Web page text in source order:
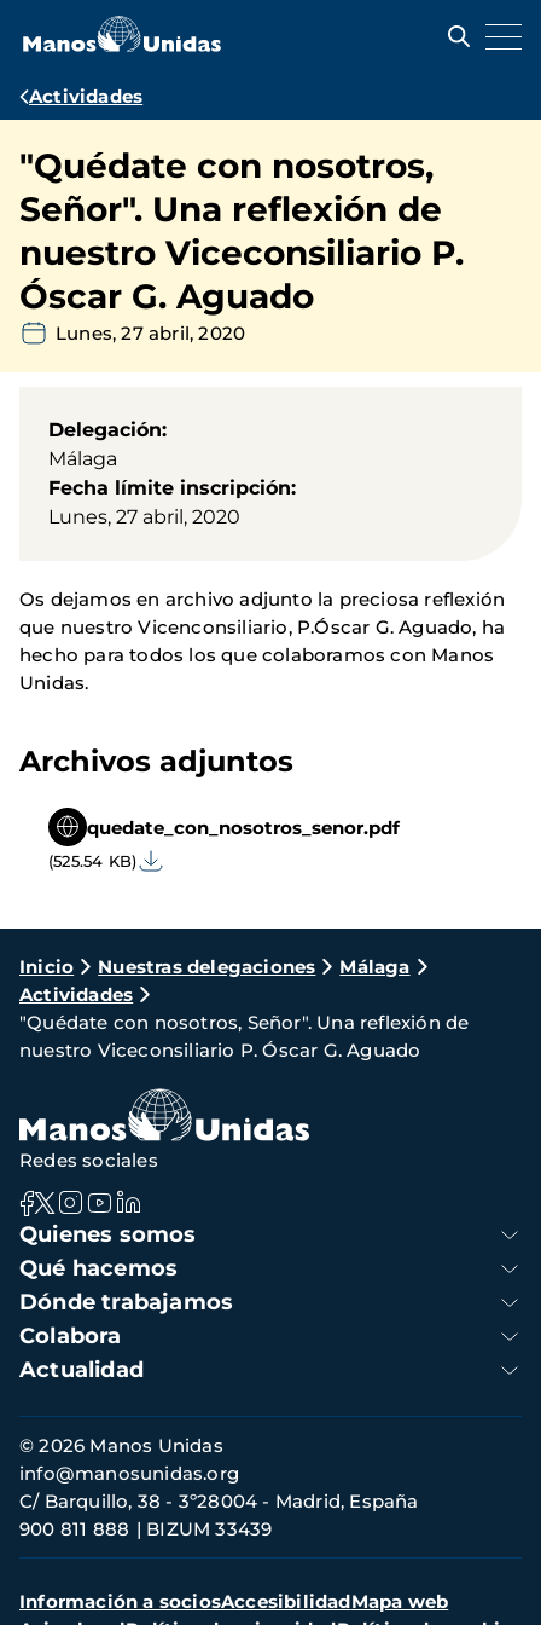
contenido
Ruta
navegación
Actividades
"Quédate con nosotros,
Señor". Una reflexión de
nuestro Viceconsiliario P.
Óscar G. Aguado
Lunes, 27 abril, 2020
Delegación
Málaga
Fecha límite inscripción
Lunes, 27 abril, 2020
Os dejamos en archivo adjunto la preciosa reflexión
que nuestro Vicenconsiliario, P.Óscar G. Aguado, ha
hecho para todos los que colaboramos con Manos
Unidas.
Archivos adjuntos
quedate_con_nosotros_senor.pdf
(525.54 KB)
Ruta
de
navegación
Inicio Nuestras delegaciones
Málaga
Actividades
"Quédate con nosotros, Señor". Una reflexión de
nuestro Viceconsiliario P. Óscar G. Aguado
Navegación
principal
Quienes somos
Qué hacemos
Dónde trabajamos
Colabora
Actualidad
Redes sociales
Información
de
contacto
© 2026 Manos Unidas
C/ Barquillo, 38 - 3º28004 - Madrid, España
900 811 888
BIZUM 33439
info@manosunidas.org
Menú
Información a sociosAccesibilidadMapa web